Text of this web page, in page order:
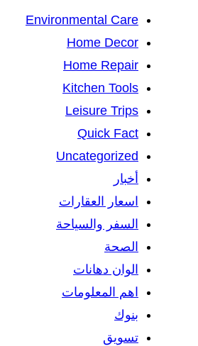
Environmental Care
Home Decor
Home Repair
Kitchen Tools
Leisure Trips
Quick Fact
Uncategorized
أخبار
اسعار العقارات
السفر والسياحة
الصحة
الوان دهانات
اهم المعلومات
بنوك
تسويق